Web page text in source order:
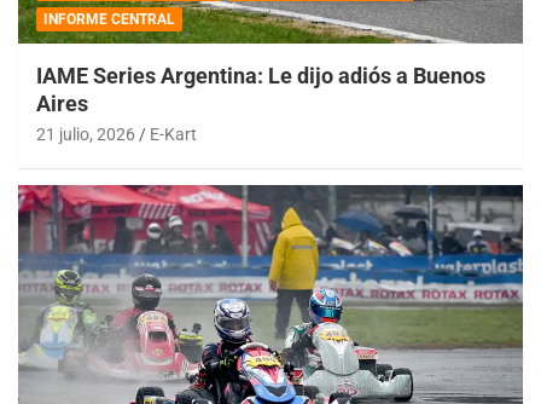
INFORME CENTRAL
IAME Series Argentina: Le dijo adiós a Buenos
Aires
21 julio, 2026 E-Kart